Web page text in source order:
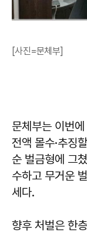
[사진=문체부]
문체부는 이번
전액 몰수·추징
순 벌금형에 그
수하고 무거운
세다.
향후 처벌은 한